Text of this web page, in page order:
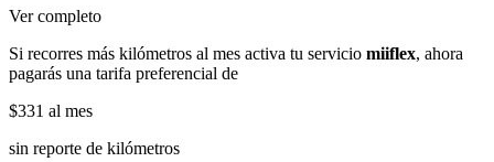
Ver completo
Si recorres más kilómetros al mes activa tu servicio miiflex, ahora
pagarás una tarifa preferencial de
$331 al mes
sin reporte de kilómetros